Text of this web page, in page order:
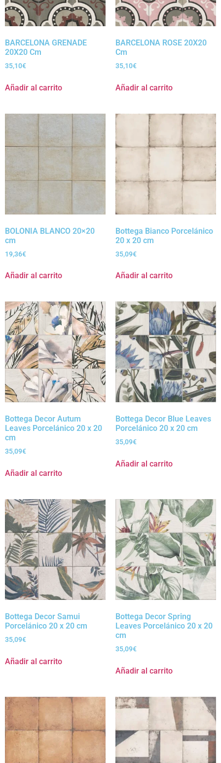
BARCELONA GRENADE
20X20 Cm
35,10€
Añadir al carrito
BARCELONA ROSE 20X20
Cm
35,10€
Añadir al carrito
BOLONIA BLANCO 20×20
cm
19,36€
Añadir al carrito
Bottega Bianco Porcelánico
20 x 20 cm
35,09€
Añadir al carrito
Bottega Decor Autum
Leaves Porcelánico 20 x 20
cm
35,09€
Añadir al carrito
Bottega Decor Blue Leaves
Porcelánico 20 x 20 cm
35,09€
Añadir al carrito
Bottega Decor Samui
Porcelánico 20 x 20 cm
35,09€
Añadir al carrito
Bottega Decor Spring
Leaves Porcelánico 20 x 20
cm
35,09€
Añadir al carrito